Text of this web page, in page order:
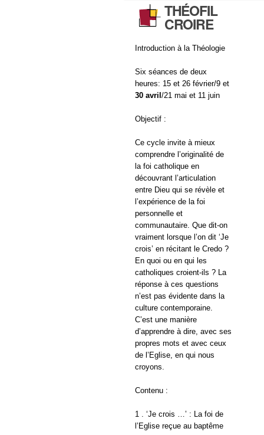
THÉOFIL
CROIRE
Introduction à la Théologie
Six séances de deux
heures: 15 et 26 février/9 et
30 avril /21 mai et 11 juin
Objectif :
Ce cycle invite à mieux
comprendre l’originalité de
la foi catholique en
découvrant l’articulation
entre Dieu qui se révèle et
l’expérience de la foi
personnelle et
communautaire. Que dit-on
vraiment lorsque l’on dit ‘Je
crois’ en récitant le Credo ?
En quoi ou en qui les
catholiques croient-ils ? La
réponse à ces questions
n’est pas évidente dans la
culture contemporaine.
C’est une manière
d’apprendre à dire, avec ses
propres mots et avec ceux
de l’Eglise, en qui nous
croyons.
Contenu :
1 . ‘Je crois …’ : La foi de
l’Eglise reçue au baptême